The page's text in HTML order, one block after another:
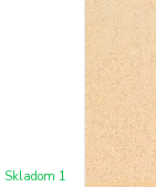
Skladom 1